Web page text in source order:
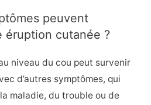
peuvent
éruption cutanée ?
niveau du cou peut survenir
d’autres symptômes, qui
maladie, du trouble ou de